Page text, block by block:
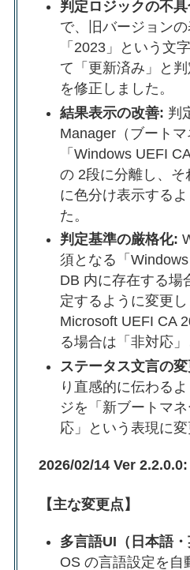
判定ロジックの不
で、旧バージョン
「2023」という文
て「更新済み」と
を修正しました。
結果表示の改善: 判
Manager（ブート
「Windows UEFI
の 2段に分離し、そ
に色分け表示する
た。
判定基準の厳格化:
須となる「
DB 内に存在する場
定するように変更
Microsoft UEFI CA
る場合は「非対応」
ステータス文言の
り直感的に伝わる
ジを「新ブートマ
応」という表現に変
2026/02/14 Ver 2.2.0.0:
【主な変更点】
多言語UI（日本語
OS の言語設定を自